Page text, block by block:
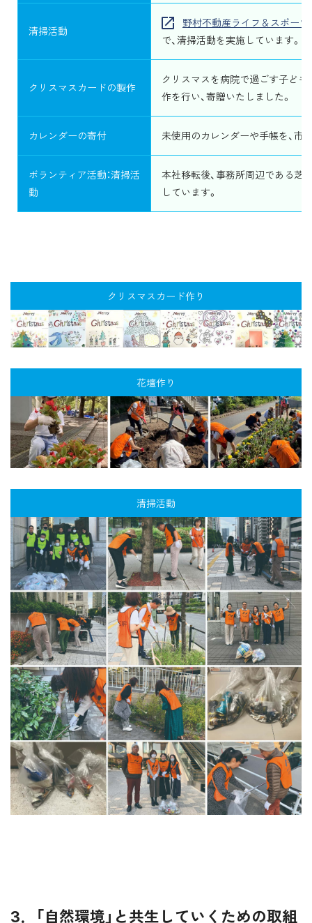
清掃活動
野村不動産ライフ＆スポー
で、清掃活動を実施しています。
クリスマスカードの製作
クリスマスを病院で過ごす子ど
作を行い、寄贈いたしました。
カレンダーの寄付 未使用のカレンダーや手帳を、市
ボランティア活動：清掃活
動
本社移転後、事務所周辺である芝
しています。
クリスマスカード作り
花壇作り
清掃活動
3．「自然環境」と共生していくための取組